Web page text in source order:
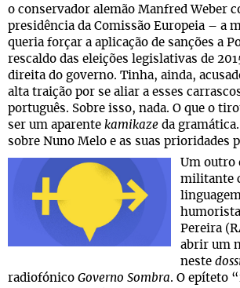
o conservador alemão Manfred Weber
presidência da Comissão Europeia – a
queria forçar a aplicação de sanções a
rescaldo das eleições legislativas de
direita do governo. Tinha, ainda,
alta traição por se aliar a esses
português. Sobre isso, nada. O que o
ser um aparente kamikaze da
sobre Nuno Melo e as suas prioridades
Um outro
militante
Pereira
abrir um
neste
radiofónico Governo Sombra. O epíteto